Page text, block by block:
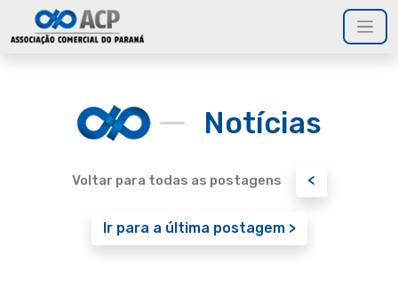
Notícias
Voltar para todas as postagens <
Ir para a última postagem >